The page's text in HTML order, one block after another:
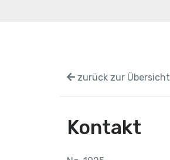
zurück zur Übersicht
Kontakt